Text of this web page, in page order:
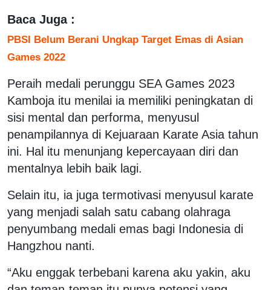
Baca Juga :
PBSI Belum Berani Ungkap Target Emas di Asian
Games 2022
Peraih medali perunggu SEA Games 2023
Kamboja itu menilai ia memiliki peningkatan di
sisi mental dan performa, menyusul
penampilannya di Kejuaraan Karate Asia tahun
ini. Hal itu menunjang kepercayaan diri dan
mentalnya lebih baik lagi.
Selain itu, ia juga termotivasi menyusul karate
yang menjadi salah satu cabang olahraga
penyumbang medali emas bagi Indonesia di
Hangzhou nanti.
“Aku enggak terbebani karena aku yakin, aku